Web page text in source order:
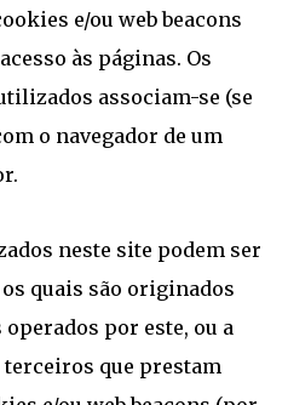
e/ou web beacons
às páginas. Os
associam-se (se
o navegador de um
neste site podem ser
quais são originados
por este, ou a
que prestam